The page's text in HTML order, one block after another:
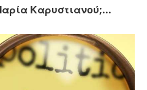
Καρυστιανού;...